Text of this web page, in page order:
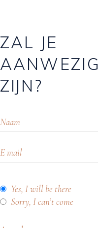
ZAL JE
AANWEZIG
ZIJN?
Yes, I will be there
Sorry, I can’t come